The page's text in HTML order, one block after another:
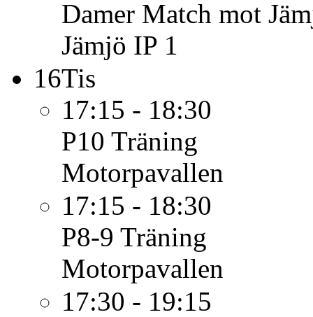
Damer Match mot
Jämjö IP 1
16Tis
17:15 - 18:30
P10 Träning
Motorpavallen
17:15 - 18:30
P8-9 Träning
Motorpavallen
17:30 - 19:15